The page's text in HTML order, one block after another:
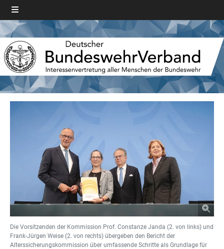
Die Vorsitzenden der Kommission Prof. Constanze Janda (2. von links) und
Frank-Jürgen Weise (2. von rechts) übergeben den Bericht der
Alterssicherungskommission über umfassende Schritte als Grundlage für